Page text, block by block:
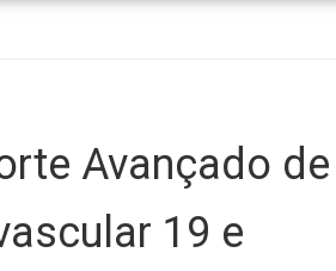
Avançado de
19 e